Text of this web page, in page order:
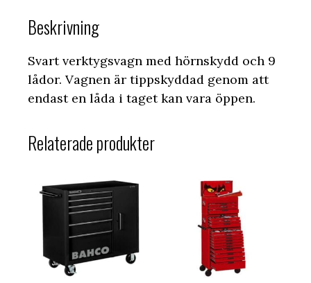
Beskrivning
Svart verktygsvagn med hörnskydd och 9
lådor. Vagnen är tippskyddad genom att
endast en låda i taget kan vara öppen.
Relaterade produkter